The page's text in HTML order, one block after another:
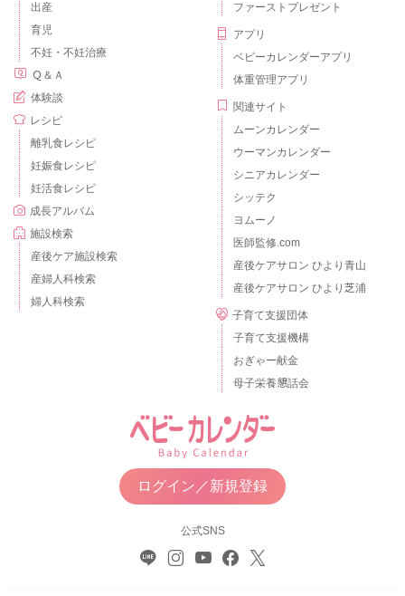
出産
育児
不妊・不妊治療
Ｑ＆Ａ
体験談
レシピ
離乳食レシピ
妊娠食レシピ
妊活食レシピ
成長アルバム
施設検索
産後ケア施設検索
産婦人科検索
婦人科検索
ファーストプレゼント
アプリ
ベビーカレンダーアプリ
体重管理アプリ
関連サイト
ムーンカレンダー
ウーマンカレンダー
シニアカレンダー
シッテク
ヨムーノ
医師監修.com
産後ケアサロン ひより青山
産後ケアサロン ひより芝浦
子育て支援団体
子育て支援機構
おぎゃー献金
母子栄養懇話会
ログイン／新規登録
公式SNS